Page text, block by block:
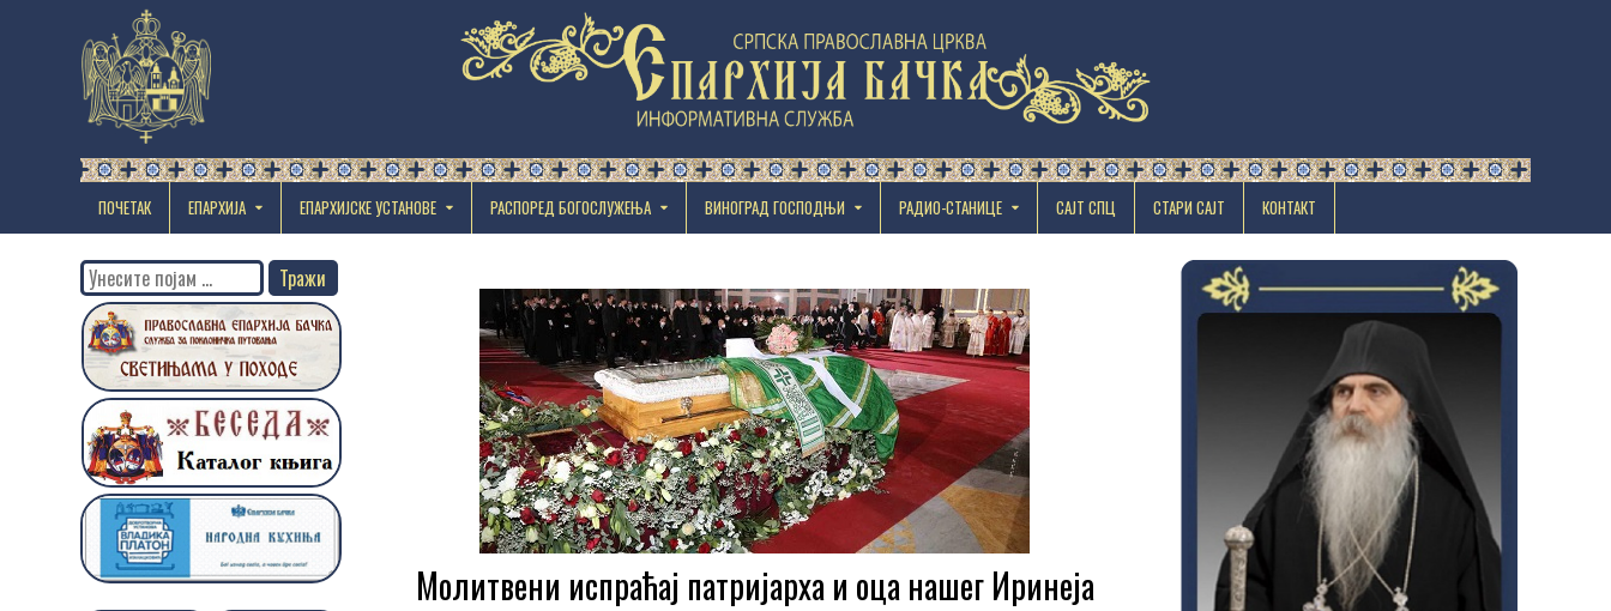
ПОЧЕТАК ЕПАРХИЈА EПАРХИЈСКЕ УСТАНОВЕ РАСПОРЕД БОГОСЛУЖЕЊА ВИНОГРАД ГОСПОДЊИ РАДИО-СТАНИЦЕ САЈТ СПЦ СТАРИ САЈТ КОНТАКТ
Молитвени испраћај патријарха и оца нашег Иринеја
Search
for: